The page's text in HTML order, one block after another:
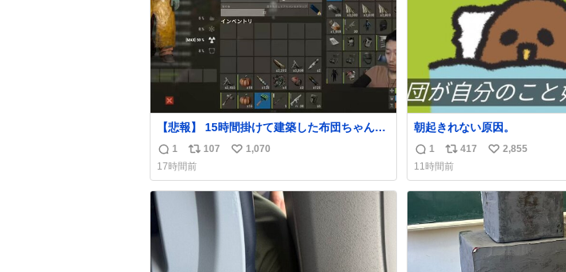
【悲報】 15時間掛けて建築した布団ちゃんの
拠点、ボマー集団の突撃により一瞬にして崩
壊
返
信
数
1
リ
ポ
ス
ト
数
107
い
ね
数
1,070
17時間前
朝起きれない原因。
返
信
数
1
リ
ポ
ス
数
417
い
ね
数
2,855
11時間前